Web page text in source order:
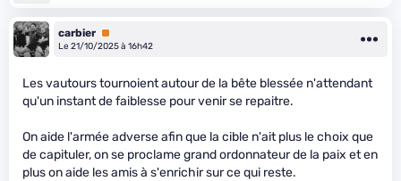
carbier Premium
Le 21/10/2025 à 16h42
Les vautours tournoient autour de la bête blessée n'attendant
qu'un instant de faiblesse pour venir se repaitre.
On aide l'armée adverse afin que la cible n'ait plus le choix que
de capituler, on se proclame grand ordonnateur de la paix et en
plus on aide les amis à s'enrichir sur ce qui reste.